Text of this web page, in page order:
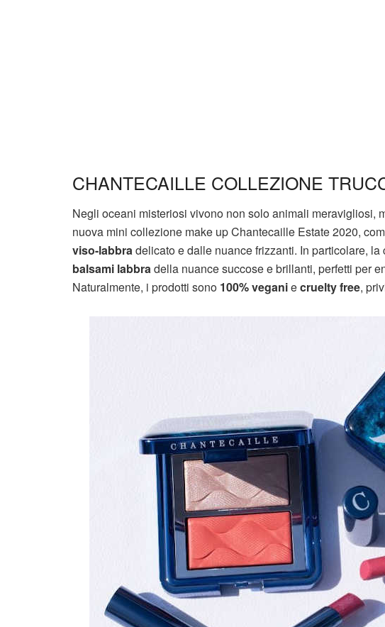
CHANTECAILLE COLLEZIONE
Negli oceani misteriosi vivono non solo animali meravigliosi,
nuova mini collezione make up Chantecaille Estate 2020,
viso-labbradelicato e dalle nuance frizzanti. In particolare,
balsami labbradella nuance succose e brillanti, perfetti per
Naturalmente, i prodotti sono 100% veganiecruelty free,